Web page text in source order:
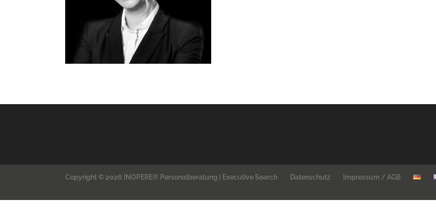
Copyright © 2026 INOPERE® Personalberatung | Executive Search Datenschutz Impressum / AGB